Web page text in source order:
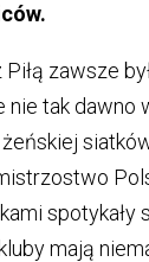
zawsze
nie tak dawno
żeńskiej
spotykały
mają